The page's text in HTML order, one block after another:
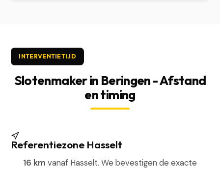
INTERVENTIETIJD
Slotenmaker in Beringen - Afstand
en timing
Referentiezone Hasselt
16 km vanaf Hasselt. We bevestigen de exacte